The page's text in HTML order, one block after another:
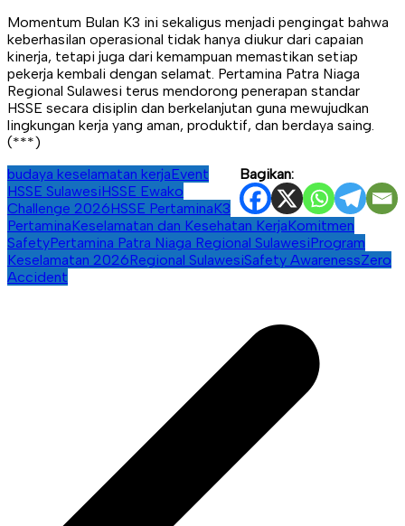
Momentum Bulan K3 ini sekaligus menjadi pengingat bahwa
keberhasilan operasional tidak hanya diukur dari capaian
kinerja, tetapi juga dari kemampuan memastikan setiap
pekerja kembali dengan selamat. Pertamina Patra Niaga
Regional Sulawesi terus mendorong penerapan standar
HSSE secara disiplin dan berkelanjutan guna mewujudkan
lingkungan kerja yang aman, produktif, dan berdaya saing.
(***)
Bagikan:
budaya keselamatan kerjaEvent
HSSE SulawesiHSSE Ewako
Challenge 2026HSSE PertaminaK3
PertaminaKeselamatan dan Kesehatan KerjaKomitmen
SafetyPertamina Patra Niaga Regional SulawesiProgram
Keselamatan 2026Regional SulawesiSafety AwarenessZero
Accident